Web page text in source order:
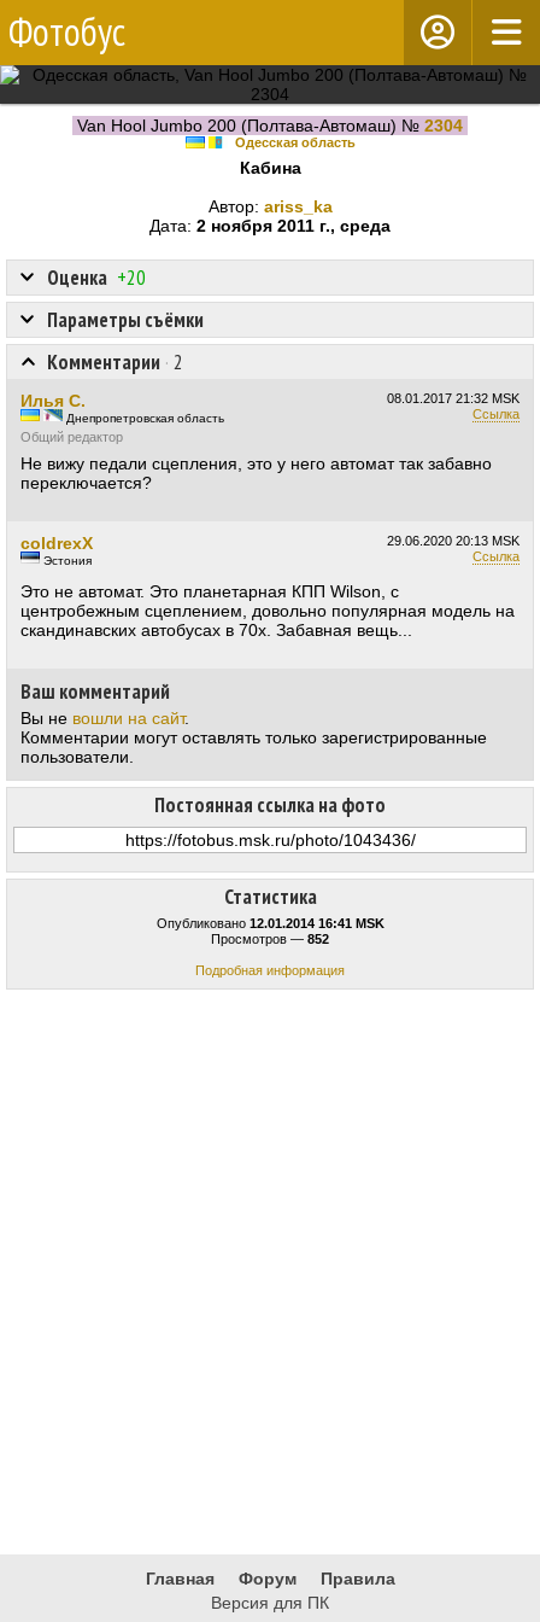
Фотобус
Van Hool Jumbo 200 (Полтава-Автомаш) № 2304
Одесская область
Кабина
Автор: ariss_ka
Дата: 2 ноября 2011 г., среда
Статистика
Опубликовано 12.01.2014 16:41 MSK
Просмотров — 852
Подробная информация
Оценка +20
Постоянная ссылка на фото
Параметры съёмки
Комментарии · 2
08.01.2017 21:32 MSK
Ссылка
Илья С.
Днепропетровская область
Общий редактор
Не вижу педали сцепления, это у него автомат так забавно
переключается?
29.06.2020 20:13 MSK
Ссылка
coldrexX
Эстония
Это не автомат. Это планетарная КПП Wilson, с
центробежным сцеплением, довольно популярная модель на
скандинавских автобусах в 70х. Забавная вещь...
Ваш комментарий
Вы не вошли на сайт.
Комментарии могут оставлять только зарегистрированные
пользователи.
Главная Форум
Правила
Версия для ПК